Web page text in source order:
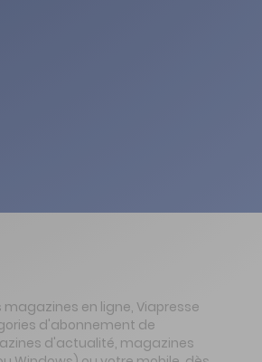
en ligne, Viapresse
d'abonnement de
d'actualité, magazines